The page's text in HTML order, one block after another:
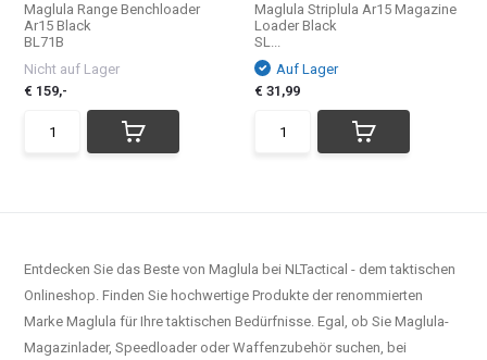
Maglula Range Benchloader
Ar15 Black
BL71B
Nicht auf Lager
€ 159,-
Maglula Striplula Ar15 Magazine
Loader Black
SL...
Auf Lager
€ 31,99
Entdecken Sie das Beste von Maglula bei NLTactical - dem taktischen
Onlineshop. Finden Sie hochwertige Produkte der renommierten
Marke Maglula für Ihre taktischen Bedürfnisse. Egal, ob Sie Maglula-
Magazinlader, Speedloader oder Waffenzubehör suchen, bei